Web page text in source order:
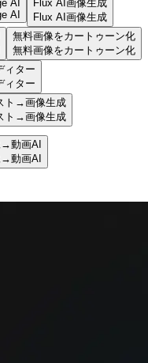
AI
AI
Flux AI画像生成
Flux AI画像生成
無料画像をカートゥーン化
無料画像をカートゥーン化
ィター
ィター
ト→画像生成
ト→画像生成
動画AI
動画AI